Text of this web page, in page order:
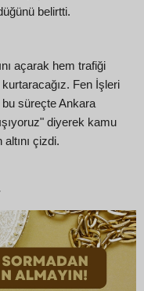
belirtti.
açarak hem trafiği
Fen İşleri
bu süreçte Ankara
diyerek kamu
çizdi.